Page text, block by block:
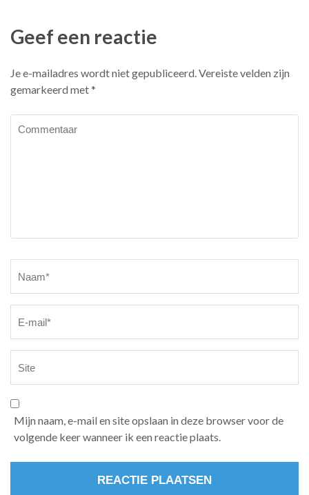
Geef een reactie
Je e-mailadres wordt niet gepubliceerd.Vereiste velden zijn
gemarkeerd met*
Mijn naam, e-mail en site opslaan in deze browser voor de
volgende keer wanneer ik een reactie plaats.